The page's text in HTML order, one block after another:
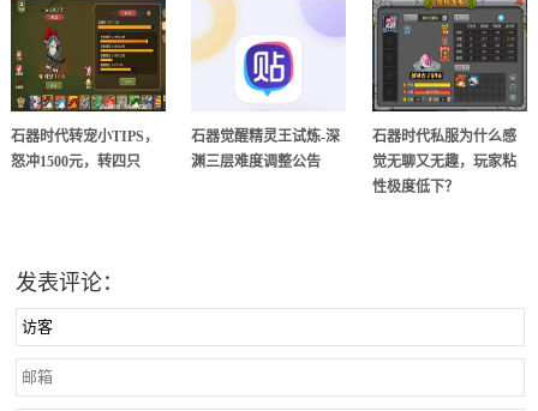
石器时代转宠小TIPS，
怒冲1500元，转四只
石器觉醒精灵王试炼-深
渊三层难度调整公告
石器时代私服为什么感
觉无聊又无趣，玩家粘
性极度低下？
发表评论：